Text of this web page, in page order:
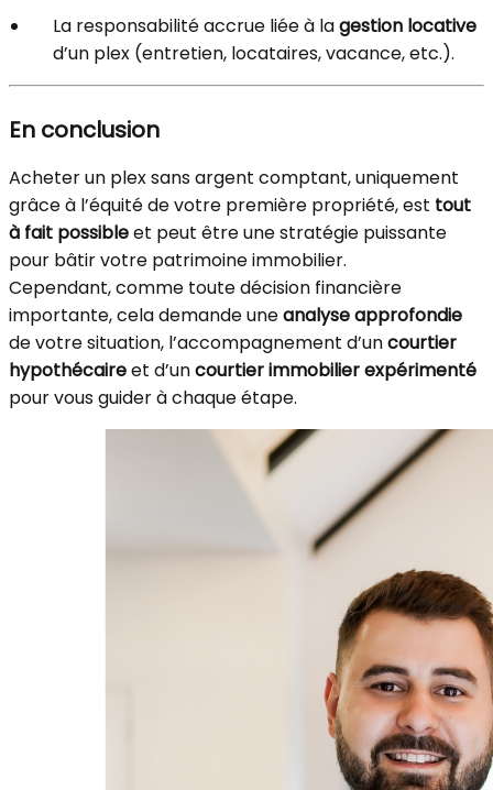
La responsabilité accrue liée à lagestion locative
d’un plex (entretien, locataires, vacance, etc.).
En conclusion
Acheter un plex sans argent comptant, uniquement
grâce à l’équité de votre première propriété, est tout
à fait possibleet peut être une stratégie puissante
pour bâtir votre patrimoine immobilier.
Cependant, comme toute décision financière
importante, cela demande uneanalyse approfondie
de votre situation, l’accompagnement d’uncourtier
hypothécaireet d’uncourtier immobilier expérimenté
pour vous guider à chaque étape.